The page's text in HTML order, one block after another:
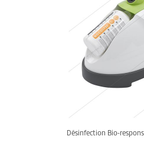
Désinfection Bio-